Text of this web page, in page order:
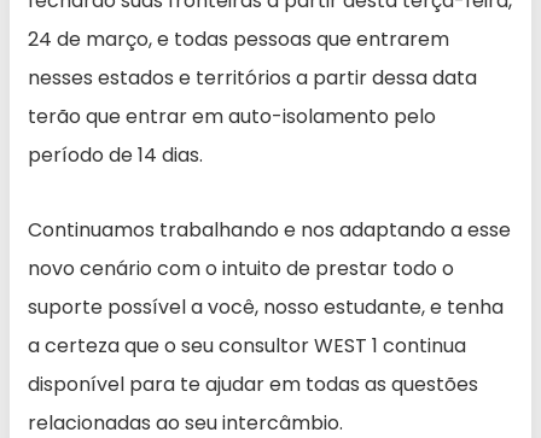
24 de março, e todas pessoas que entrarem
nesses estados e territórios a partir dessa data
terão que entrar em auto-isolamento pelo
período de 14 dias.
Continuamos trabalhando e nos adaptando a esse
novo cenário com o intuito de prestar todo o
suporte possível a você, nosso estudante, e tenha
a certeza que o seu consultor WEST 1 continua
disponível para te ajudar em todas as questões
relacionadas ao seu intercâmbio.